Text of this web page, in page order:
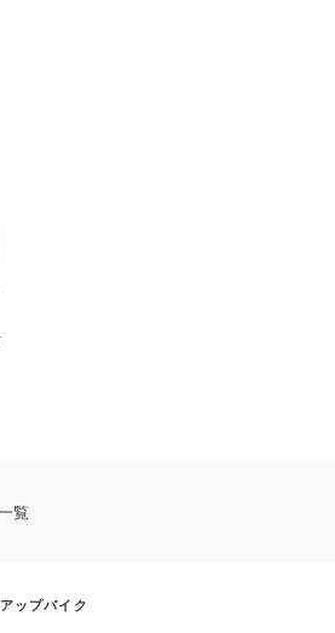
覧
ップバイク